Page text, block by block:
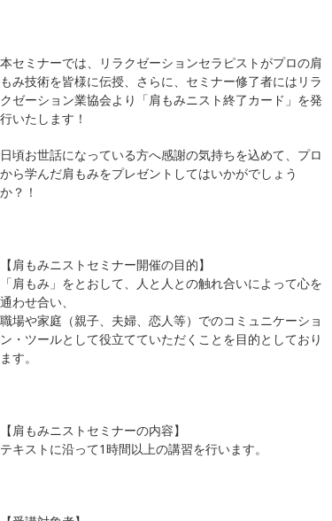
本セミナーでは、リラクゼーションセラピストがプロの肩
もみ技術を皆様に伝授、さらに、セミナー修了者にはリラ
クゼーション業協会より「肩もみニスト終了カード」を発
行いたします！
日頃お世話になっている方へ感謝の気持ちを込めて、プロ
から学んだ肩もみをプレゼントしてはいかがでしょう
か？！
【肩もみニストセミナー開催の目的】
「肩もみ」をとおして、人と人との触れ合いによって心を
通わせ合い、
職場や家庭（親子、夫婦、恋人等）でのコミュニケーショ
ン・ツールとして役立てていただくことを目的としており
ます。
【肩もみニストセミナーの内容】
テキストに沿って1時間以上の講習を行います。